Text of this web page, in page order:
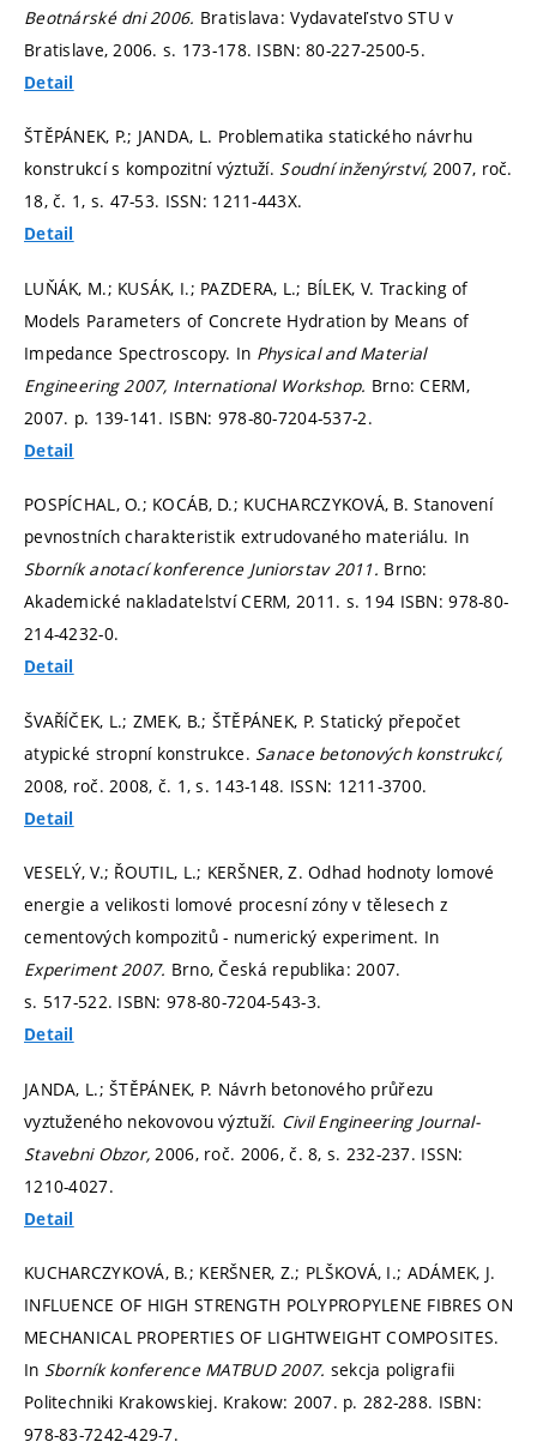
Beotnárské dni 2006. Bratislava: Vydavateľstvo STU v
Bratislave, 2006.s. 173-178. ISBN: 80-227-2500-5.
Detail
ŠTĚPÁNEK, P.; JANDA, L. Problematika statického návrhu
konstrukcí s kompozitní výztuží. Soudní inženýrství, 2007, roč.
18, č. 1, s. 47-53. ISSN: 1211-443X.
Detail
LUŇÁK, M.; KUSÁK, I.; PAZDERA, L.; BÍLEK, V. Tracking of
Models Parameters of Concrete Hydration by Means of
Impedance Spectroscopy. In Physical and Material
Engineering 2007, International Workshop. Brno: CERM,
2007. p. 139-141. ISBN: 978-80-7204-537-2.
Detail
POSPÍCHAL, O.; KOCÁB, D.; KUCHARCZYKOVÁ, B. Stanovení
pevnostních charakteristik extrudovaného materiálu. In
Sborník anotací konference Juniorstav 2011. Brno:
Akademické nakladatelství CERM, 2011. s. 194 ISBN: 978-80-
214-4232-0.
Detail
ŠVAŘÍČEK, L.; ZMEK, B.; ŠTĚPÁNEK, P. Statický přepočet
atypické stropní konstrukce. Sanace betonových konstrukcí,
2008, roč. 2008, č. 1,s. 143-148. ISSN: 1211-3700.
Detail
VESELÝ, V.; ŘOUTIL, L.; KERŠNER, Z. Odhad hodnoty lomové
energie a velikosti lomové procesní zóny v tělesech z
cementových kompozitů - numerický experiment. In
Experiment 2007. Brno, Česká republika: 2007.
s. 517-522. ISBN: 978-80-7204-543-3.
Detail
JANDA, L.; ŠTĚPÁNEK, P. Návrh betonového průřezu
vyztuženého nekovovou výztuží. Civil Engineering Journal-
Stavebni Obzor, 2006, roč. 2006, č. 8, s. 232-237. ISSN:
1210-4027.
Detail
KUCHARCZYKOVÁ, B.; KERŠNER, Z.; PLŠKOVÁ, I.; ADÁMEK, J.
INFLUENCE OF HIGH STRENGTH POLYPROPYLENE FIBRES ON
MECHANICAL PROPERTIES OF LIGHTWEIGHT COMPOSITES.
In Sborník konference MATBUD 2007. sekcja poligrafii
Politechniki Krakowskiej. Krakow: 2007. p. 282-288. ISBN:
978-83-7242-429-7.